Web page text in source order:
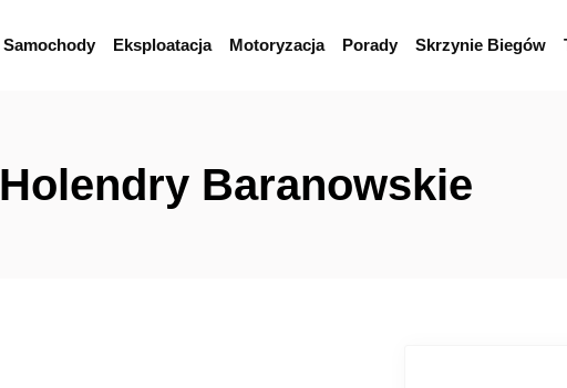
Samochody Eksploatacja Motoryzacja Porady Skrzynie Biegów
Holendry Baranowskie